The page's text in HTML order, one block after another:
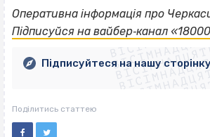
Оперативна інформація про
Підписуйся на вайбер‐канал
Підписуйтеся на нашу
Поділитись статтею